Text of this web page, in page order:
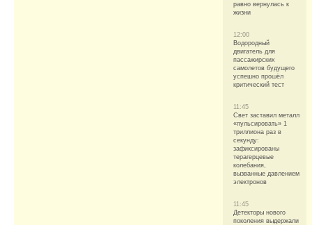
равно вернулась к
жизни
12:00
Водородный
двигатель для
пассажирских
самолетов будущего
успешно прошёл
критический тест
11:45
Свет заставил металл
«пульсировать» 1
триллиона раз в
секунду:
зафиксированы
терагерцевые
колебания,
вызванные давлением
электронов
11:45
Детекторы нового
поколения выдержали